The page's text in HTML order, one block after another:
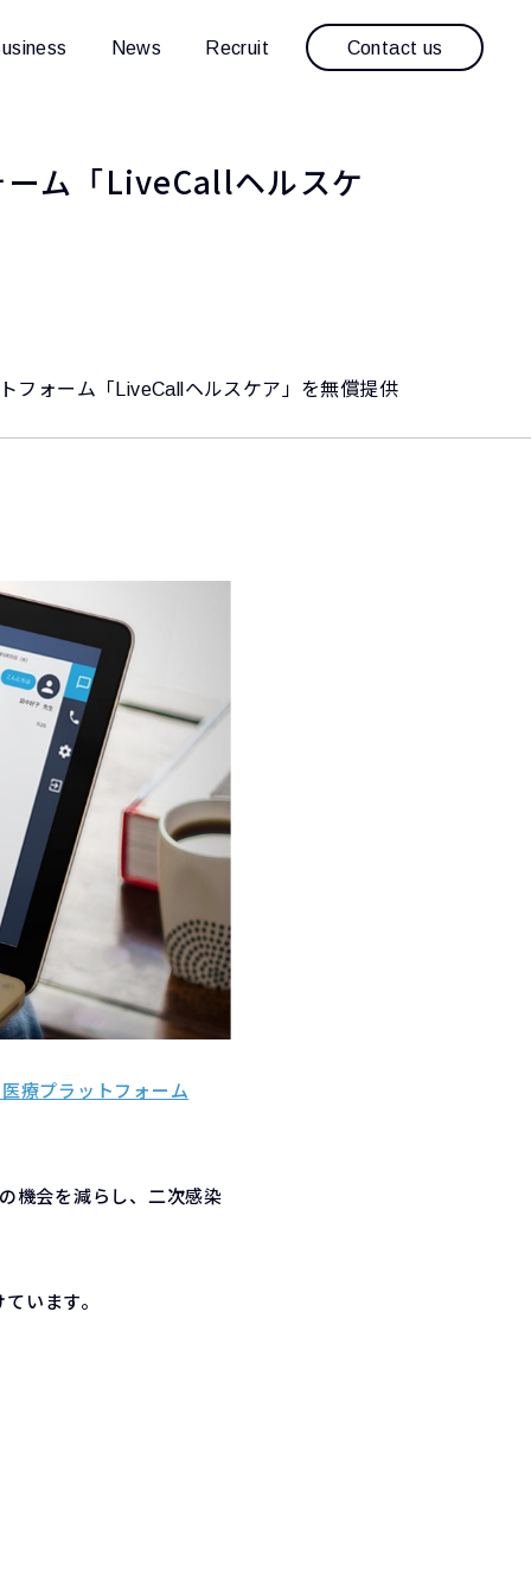
News Recruit Contact us
ム「LiveCallヘルスケ
フォーム「LiveCallヘルスケア」を無償提供
療プラットフォーム
機会を減らし、二次感染
います。